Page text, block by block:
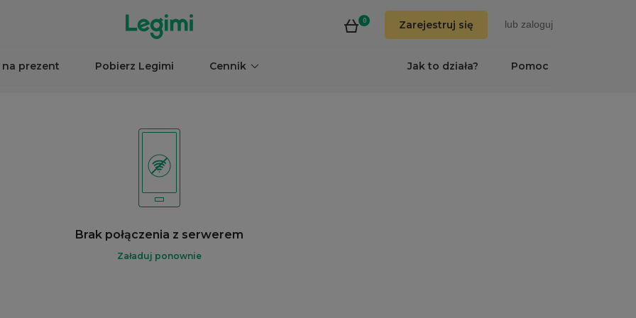
0 Zarejestruj się lub zaloguj
na prezent Pobierz Legimi Cennik Pomoc
Jak to działa?
Brak połączenia z serwerem
Załaduj ponownie